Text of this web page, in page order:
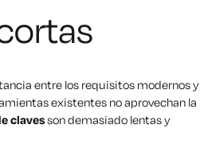
entre los requisitos modernos y
existentes no aprovechan la
clavesson demasiado lentas y